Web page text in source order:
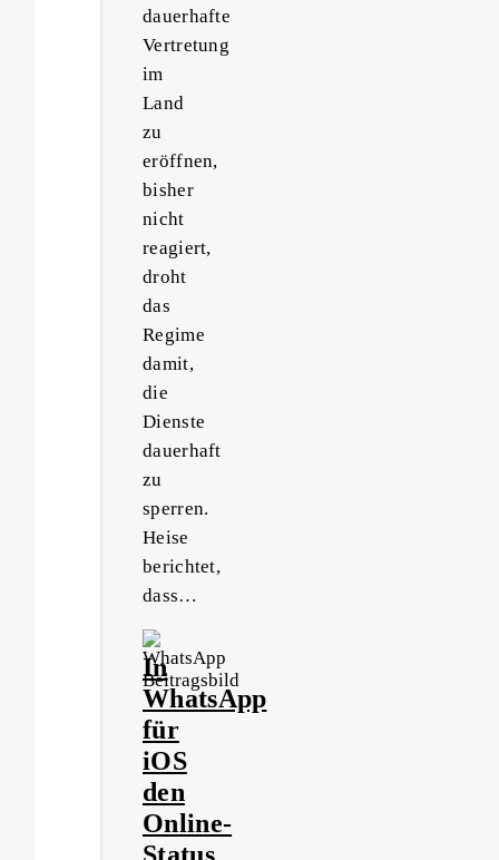
dauerhafte
Vertretung
im
Land
zu
eröffnen,
bisher
nicht
reagiert,
droht
das
Regime
damit,
die
Dienste
dauerhaft
zu
sperren.
Heise
berichtet,
dass…
In
WhatsApp
für
iOS
den
Online-